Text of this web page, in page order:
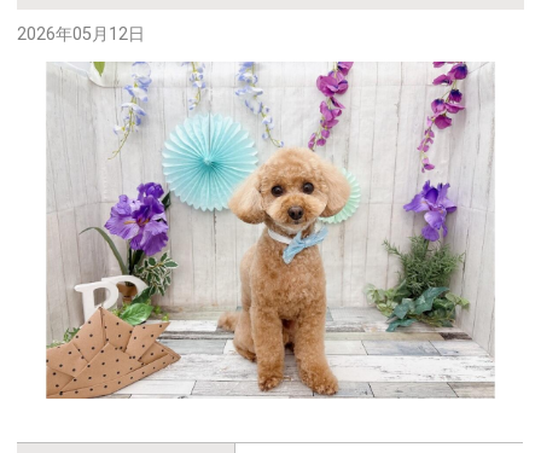
2026年05月12日